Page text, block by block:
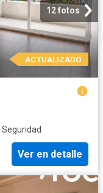
12 fotos
ACTUALIZADO
·Seguridad
Ver en detalle